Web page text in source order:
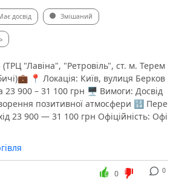
досвід Змішаний
"Лавіна", "Ретровіль", ст. м. Терем
📍 Локація: Київ, вулиця Берков
23 900 – 31 100 грн 🖥 Вимоги: Досвід
позитивної атмосфери 🔢 Пере
23 900 — 31 100 грн Офіційність: Офі
0
0